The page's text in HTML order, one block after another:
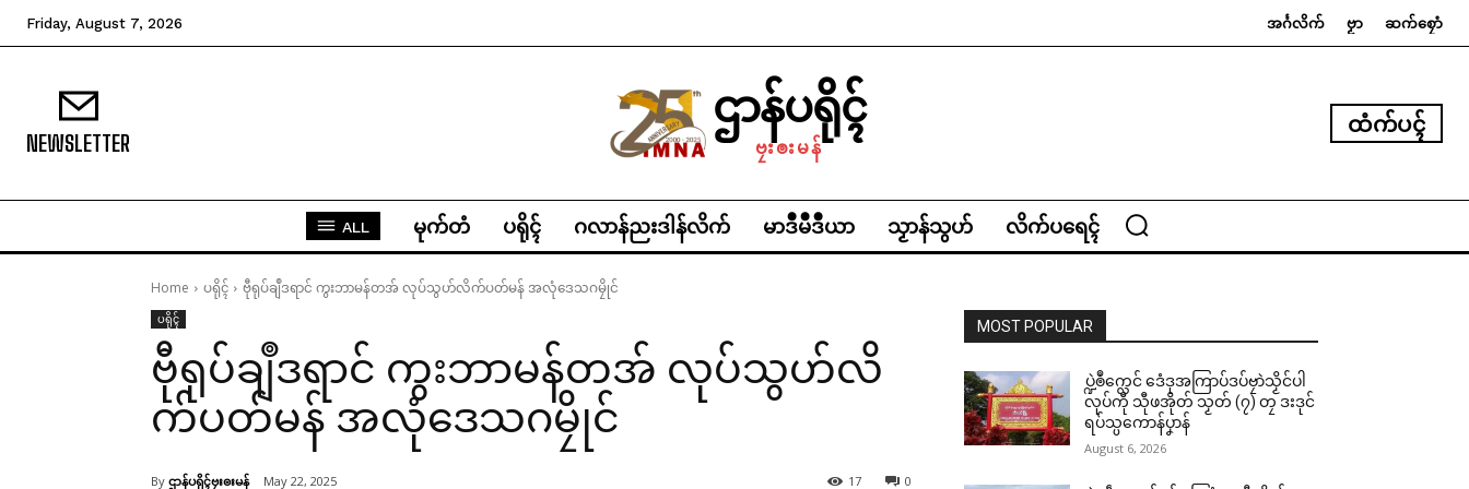
Friday, August 7, 2026 အၚ်္ဂလိက် ဗၟာ ဆက်စၠောံ
NEWSLETTER
ဌာန်ပရိုၚ်
ဗၠးၜးမန်
ထံက်ပၚ်
ALL မုက်တံ ပရိုၚ် ဂလာန်ညးဒါန်လိက် မာဒဳမဳဒဳယာ သၟာန်သွဟ် လိက်ပရေၚ်
Home ပရိုၚ် ဗီုရုပ်ချဳဒရာင် ကွးဘာမန်တအ် လုပ်သွဟ်လိက်ပတ်မန် အလုံဒေသဂမၠိုင်
ပရိုၚ်
ဗီုရုပ်ချဳဒရာင် ကွးဘာမန်တအ် လုပ်သွဟ်လိ
က်ပတ်မန် အလုံဒေသဂမၠိုင်
By ဌာန်ပရိုၚ်ဗၠးၜးမန် May 22, 2025 0
17
MOST POPULAR
ပ္ဍဲၜဳက္လေင် ဒေံဒုအကြာပ်ဒပ်ဗၠာဲသၟိင်ပါ
လုပ်ကီု သီုဖအိုတ် သၟတ် (၇) တၠ ဒးဒုင်
ရပ်သ္ပကောန်ပၞာန်
August 6, 2026